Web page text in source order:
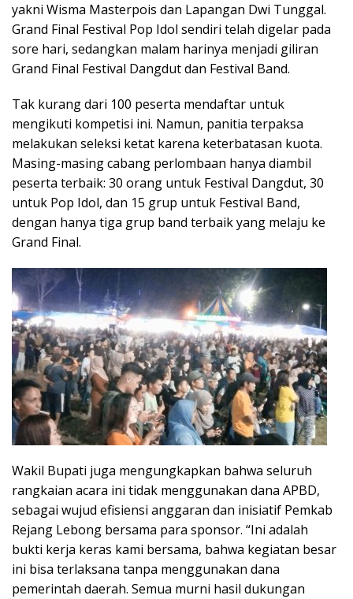
yakni Wisma Masterpois dan Lapangan Dwi Tunggal.
Grand Final Festival Pop Idol sendiri telah digelar pada
sore hari, sedangkan malam harinya menjadi giliran
Grand Final Festival Dangdut dan Festival Band.
Tak kurang dari 100 peserta mendaftar untuk
mengikuti kompetisi ini. Namun, panitia terpaksa
melakukan seleksi ketat karena keterbatasan kuota.
Masing-masing cabang perlombaan hanya diambil
peserta terbaik: 30 orang untuk Festival Dangdut, 30
untuk Pop Idol, dan 15 grup untuk Festival Band,
dengan hanya tiga grup band terbaik yang melaju ke
Grand Final.
Wakil Bupati juga mengungkapkan bahwa seluruh
rangkaian acara ini tidak menggunakan dana APBD,
sebagai wujud efisiensi anggaran dan inisiatif Pemkab
Rejang Lebong bersama para sponsor. “Ini adalah
bukti kerja keras kami bersama, bahwa kegiatan besar
ini bisa terlaksana tanpa menggunakan dana
pemerintah daerah. Semua murni hasil dukungan